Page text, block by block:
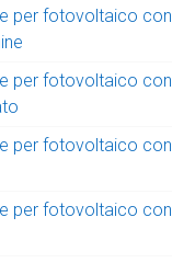
per fotovoltaico con
per fotovoltaico con
per fotovoltaico con
per fotovoltaico con